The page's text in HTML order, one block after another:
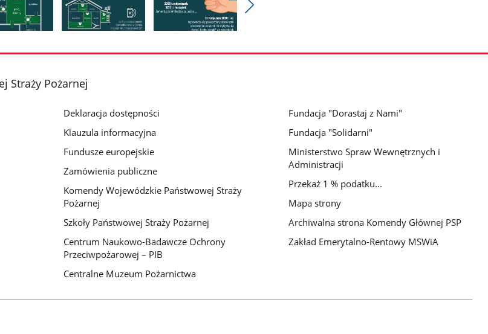
galerii.
Straży Pożarnej
Deklaracja dostępności
Klauzula informacyjna
Fundusze europejskie
Zamówienia publiczne
Komendy Wojewódzkie Państwowej Straży
Pożarnej
Szkoły Państwowej Straży Pożarnej
Centrum Naukowo-Badawcze Ochrony
Przeciwpożarowej – PIB
Centralne Muzeum Pożarnictwa
Fundacja "Dorastaj z Nami"
Fundacja "Solidarni"
Ministerstwo Spraw Wewnętrznych i
Administracji
Przekaż 1 % podatku...
Mapa strony
Archiwalna strona Komendy Głównej PSP
Zakład Emerytalno-Rentowy MSWiA